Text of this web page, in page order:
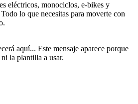
eléctricos, monociclos, e-bikes y
lo que necesitas para moverte con
aquí... Este mensaje aparece porque
la plantilla a usar.